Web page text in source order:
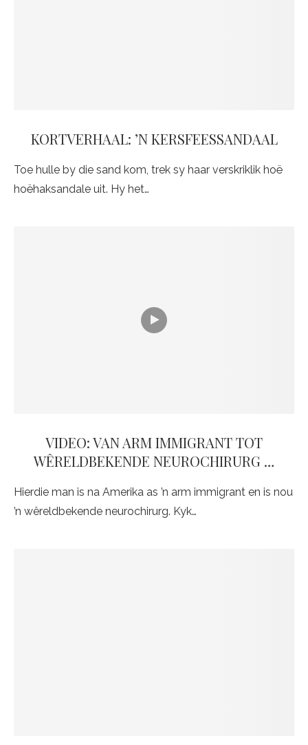
KORTVERHAAL: ’N KERSFEESSANDAAL
Toe hulle by die sand kom, trek sy haar verskriklik hoë
hoëhaksandale uit. Hy het…
VIDEO: VAN ARM IMMIGRANT TOT
WÊRELDBEKENDE NEUROCHIRURG …
Hierdie man is na Amerika as ’n arm immigrant en is nou
’n wêreldbekende neurochirurg. Kyk…